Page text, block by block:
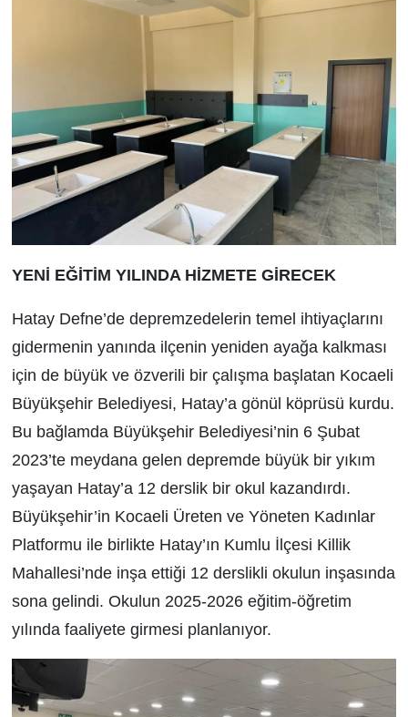
YENİ EĞİTİM YILINDA HİZMETE GİRECEK
Hatay Defne’de depremzedelerin temel ihtiyaçlarını
gidermenin yanında ilçenin yeniden ayağa kalkması
için de büyük ve özverili bir çalışma başlatan Kocaeli
Büyükşehir Belediyesi, Hatay’a gönül köprüsü kurdu.
Bu bağlamda Büyükşehir Belediyesi’nin 6 Şubat
2023’te meydana gelen depremde büyük bir yıkım
yaşayan Hatay’a 12 derslik bir okul kazandırdı.
Büyükşehir’in Kocaeli Üreten ve Yöneten Kadınlar
Platformu ile birlikte Hatay’ın Kumlu İlçesi Killik
Mahallesi’nde inşa ettiği 12 derslikli okulun inşasında
sona gelindi. Okulun 2025-2026 eğitim-öğretim
yılında faaliyete girmesi planlanıyor.